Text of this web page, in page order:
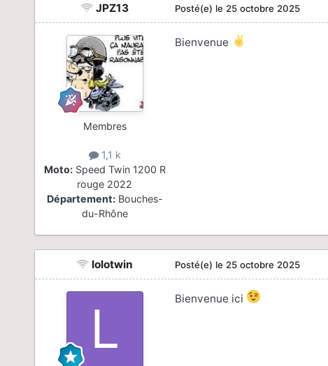
JPZ13
Membres
1,1 k
Moto:Speed Twin 1200 R
rouge 2022
Département:Bouches-
du-Rhône
Posté(e) le 25 octobre 2025
Bienvenue
lolotwin Posté(e) le 25 octobre 2025
Bienvenue ici